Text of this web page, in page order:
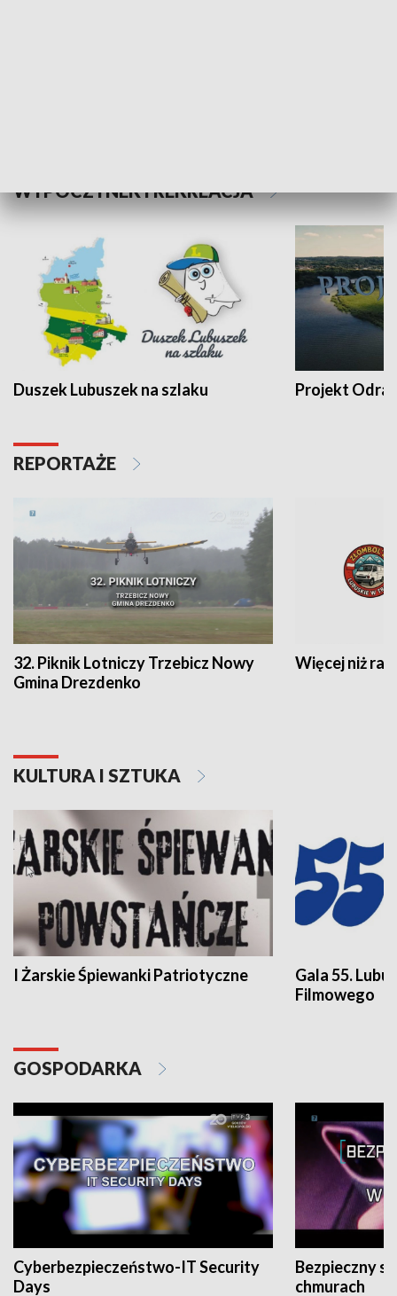
WYPOCZYNEK I REKREACJA
Duszek Lubuszek na szlaku Projekt Odra
REPORTAŻE
32. Piknik Lotniczy Trzebicz Nowy
Gmina Drezdenko
Więcej niż rajd
KULTURA I SZTUKA
I Żarskie Śpiewanki Patriotyczne
Gala 55.
Filmowego
GOSPODARKA
Cyberbezpieczeństwo-IT Security
Days
Bezpieczny
chmurach